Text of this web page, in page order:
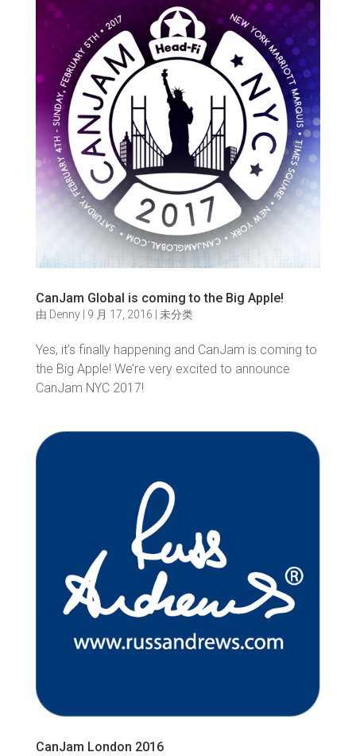
CanJam Global is coming to the Big Apple!
由 Denny| 9 月 17, 2016 未分类
Yes, it’s finally happening and CanJam is coming to
the Big Apple! We’re very excited to announce
CanJam NYC 2017!
CanJam London 2016